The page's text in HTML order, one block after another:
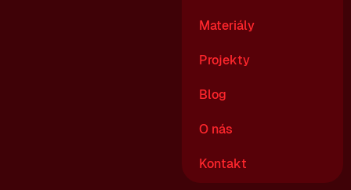
Materiály
Projekty
Blog
O nás
Kontakt